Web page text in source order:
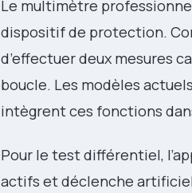
Le multimètre
dispositif de protection.
d’effectuer deux mesures
boucle. Les modèles
intègrent ces fonctions
Pour le test différentiel,
actifs et déclenche